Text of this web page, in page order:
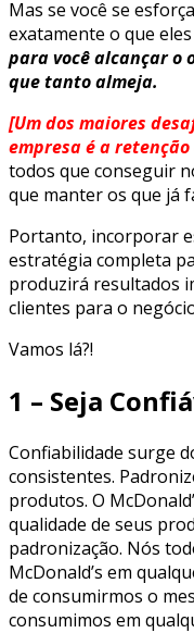
Mas se você se
exatamente o que
para você alcançar o
que tanto almeja.
[Um dos maiores
empresa é a
todos que conseguir
que manter os que já
Portanto, incorporar
estratégia completa
produzirá resultados
clientes para o
Vamos lá?!
1 – Seja
Confiabilidade surge
consistentes.
produtos. O
qualidade de seus
padronização. Nós
McDonald’s em
de consumirmos o
consumimos em